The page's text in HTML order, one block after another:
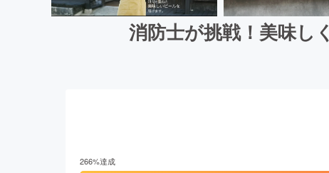
消防士が挑戦！美味し
266%達成